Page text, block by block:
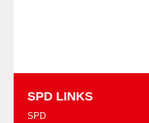
SPD LINKS
SPD